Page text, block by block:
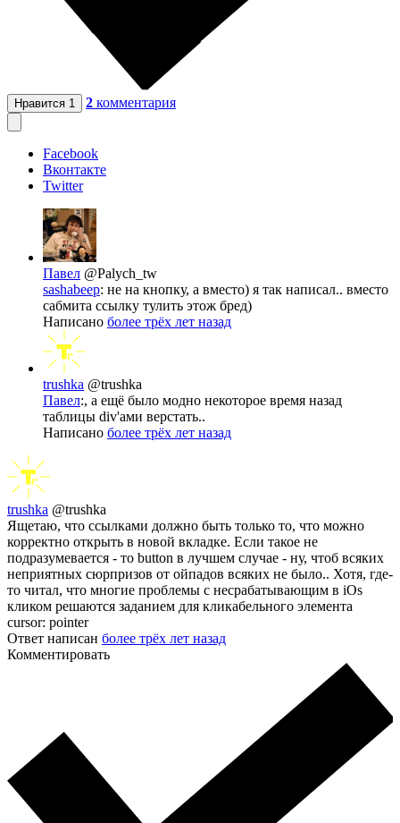
Нравится 1 2 комментария
Facebook
Вконтакте
Twitter
Павел @Palych_tw
sashabeep: не на кнопку, а вместо) я так написал.. вместо
сабмита ссылку тулить этож бред)
Написано более трёх лет назад
trushka @trushka
Павел:, а ещё было модно некоторое время назад
таблицы div'ами верстать..
Написано более трёх лет назад
trushka @trushka
Ящетаю, что ссылками должно быть только то, что можно
корректно открыть в новой вкладке. Если такое не
подразумевается - то button в лучшем случае - ну, чтоб всяких
неприятных сюрпризов от ойпадов всяких не было.. Хотя, где-
то читал, что многие проблемы с несрабатывающим в iOs
кликом решаются заданием для кликабельного элемента
cursor: pointer
Ответ написан более трёх лет назад
Комментировать